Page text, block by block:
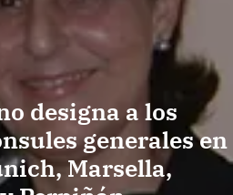
designa a los
generales en
Marsella,